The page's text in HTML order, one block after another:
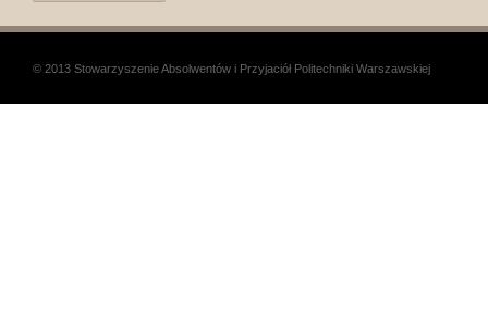
© 2013 Stowarzyszenie Absolwentów i Przyjaciół Politechniki Warszawskiej